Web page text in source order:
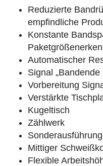
Reduzierte
empfindliche
Konstante
Automatischer
Signal „Bandende
Vorbereitung
Verstärkte
Kugeltisch
Zählwerk
Mittiger
Flexible